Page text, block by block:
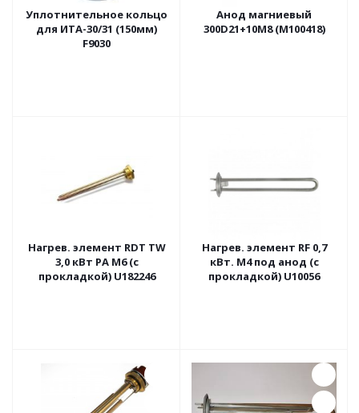
Уплотнительное кольцо
для ИТА-30/31 (150мм)
F9030
Анод магниевый
300D21+10М8 (М100418)
Нагрев. элемент RDT TW
3,0 кВт РА М6 (с
прокладкой) U182246
Нагрев. элемент RF 0,7
кВт. М4 под анод (с
прокладкой) U10056